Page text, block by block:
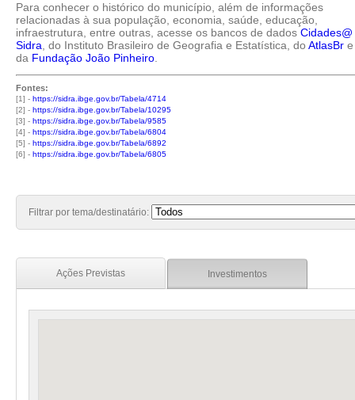
Para conhecer o histórico do município, além de informações
relacionadas à sua população, economia, saúde, educação,
infraestrutura, entre outras, acesse os bancos de dados Cidades@
Sidra , do Instituto Brasileiro de Geografia e Estatística, doAtlasBr e
da Fundação João Pinheiro
Fontes:
[1] - https://sidra.ibge.gov.br/Tabela/4714
[2] - https://sidra.ibge.gov.br/Tabela/10295
[3] - https://sidra.ibge.gov.br/Tabela/9585
[4] - https://sidra.ibge.gov.br/Tabela/6804
[5] - https://sidra.ibge.gov.br/Tabela/6892
[6] - https://sidra.ibge.gov.br/Tabela/6805
Filtrar por tema/destinatário:
Ações Previstas Investimentos